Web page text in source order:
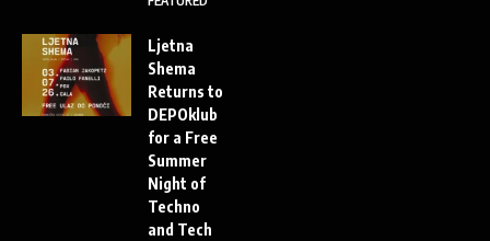
Ljetna
Shema
Returns to
DEPOklub
for a Free
Summer
Night of
Techno
and Tech